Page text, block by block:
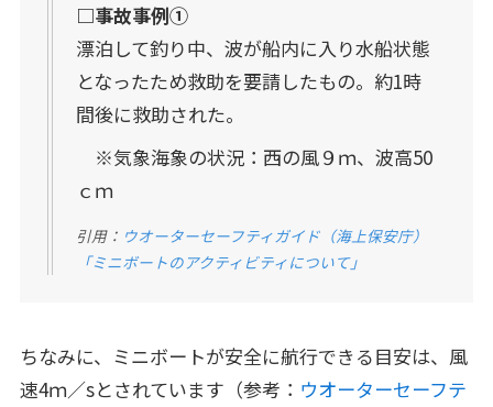
□事故事例➀
漂泊して釣り中、波が船内に入り水船状態
となったため救助を要請したもの。約1時
間後に救助された。
※気象海象の状況：西の風９ｍ、波高50
ｃｍ
引用： ウオーターセーフティガイド（海上保安庁）
「ミニボートのアクティビティについて」
ちなみに、ミニボートが安全に航行できる目安は、風
速4ｍ／sとされています（参考： ウオーターセーフテ